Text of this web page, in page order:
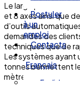
Postuler
à un
emploi
Contacts
Français
English
Le large parc
et 8 axes ainsi que
d’outils
demandes des
techniques que de
Les systèmes ayant
tonnes permettent
mètres de longueur.